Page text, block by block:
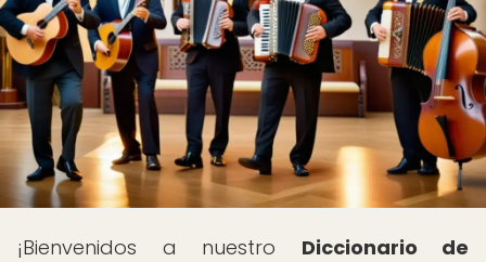
¡Bienvenidos a nuestro Diccionario de